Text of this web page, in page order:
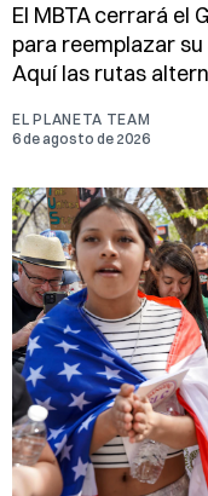
El MBTA cerrará el
para reemplazar
Aquí las rutas
EL PLANETA TEAM
6 de agosto de 2026